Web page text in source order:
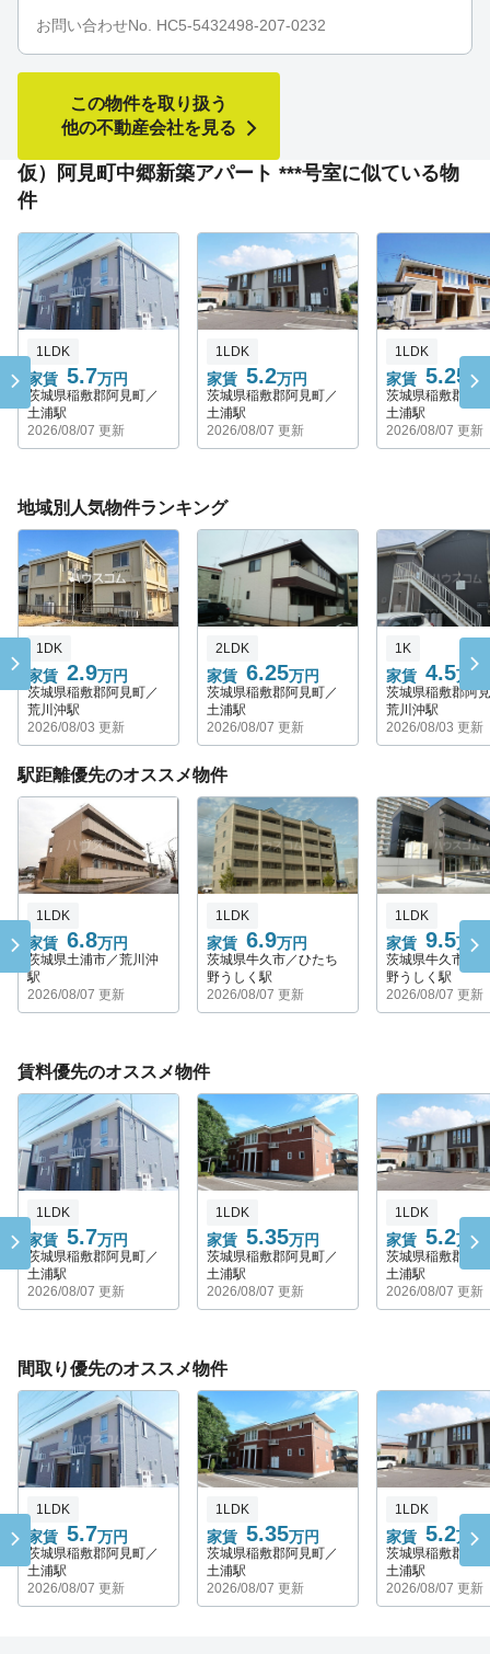
お問い合わせNo. HC5-5432498-207-0232
この物件を取り扱う
他の不動産会社を見る
仮）阿見町中郷新築アパート ***号室に似ている物
件
家賃 5.7万円
1LDK
茨城県稲敷郡阿見町／
土浦駅
2026/08/07 更新
家賃 5.2万円
1LDK
茨城県稲敷郡阿見町／
土浦駅
2026/08/07 更新
家賃 5.25 万
1LDK
茨城県稲敷郡阿
土浦駅
2026/08/07 更新
地域別人気物件ランキング
家賃 2.9万円
1DK
茨城県稲敷郡阿見町／
荒川沖駅
2026/08/03 更新
家賃 6.25万円
2LDK
茨城県稲敷郡阿見町／
土浦駅
2026/08/07 更新
家賃 4.5万円
1K
茨城県稲敷郡阿
荒川沖駅
2026/08/03 更新
駅距離優先のオススメ物件
家賃 6.8万円
1LDK
茨城県土浦市／荒川沖
駅
2026/08/07 更新
家賃 6.9万円
1LDK
茨城県牛久市／ひたち
野うしく駅
2026/08/07 更新
家賃 9.5万円
1LDK
茨城県牛久市／
野うしく駅
2026/08/07 更新
賃料優先のオススメ物件
家賃 5.7万円
1LDK
茨城県稲敷郡阿見町／
土浦駅
2026/08/07 更新
家賃 5.35万円
1LDK
茨城県稲敷郡阿見町／
土浦駅
2026/08/07 更新
家賃 5.2万円
1LDK
茨城県稲敷郡阿
土浦駅
2026/08/07 更新
間取り優先のオススメ物件
家賃 5.7万円
1LDK
茨城県稲敷郡阿見町／
土浦駅
2026/08/07 更新
家賃 5.35万円
1LDK
茨城県稲敷郡阿見町／
土浦駅
2026/08/07 更新
家賃 5.2万円
1LDK
茨城県稲敷郡阿
土浦駅
2026/08/07 更新